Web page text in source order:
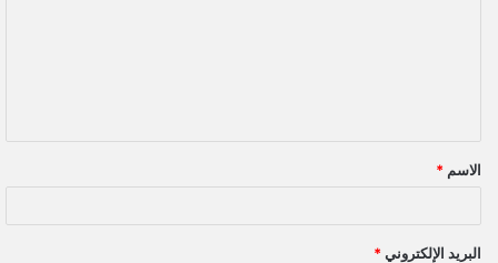
ق
*
الاسم *
البريد الإلكتروني *